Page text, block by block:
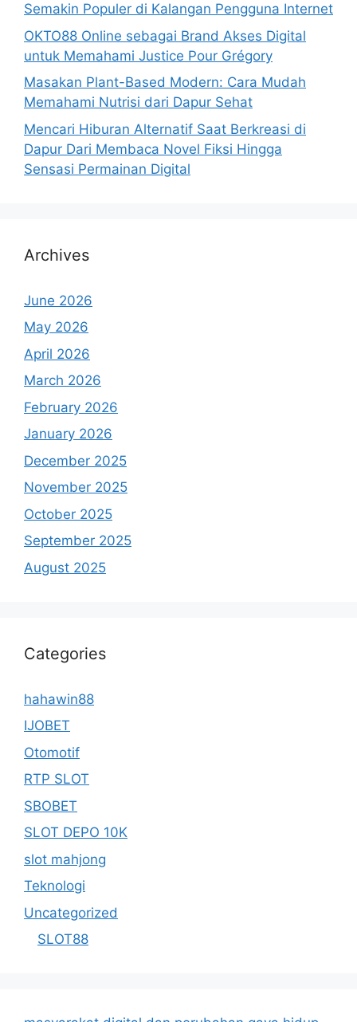
Semakin Populer di Kalangan Pengguna Internet
OKTO88 Online sebagai Brand Akses Digital
untuk Memahami Justice Pour Grégory
Masakan Plant-Based Modern: Cara Mudah
Memahami Nutrisi dari Dapur Sehat
Mencari Hiburan Alternatif Saat Berkreasi di
Dapur Dari Membaca Novel Fiksi Hingga
Sensasi Permainan Digital
Archives
June 2026
May 2026
April 2026
March 2026
February 2026
January 2026
December 2025
November 2025
October 2025
September 2025
August 2025
Categories
hahawin88
IJOBET
Otomotif
RTP SLOT
SBOBET
SLOT DEPO 10K
slot mahjong
Teknologi
Uncategorized
SLOT88